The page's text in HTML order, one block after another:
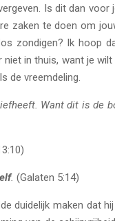
Is dit dan voor
zaken te doen om
zondigen? Ik hoop
niet in thuis, want je
de vreemdeling.
Want dit is de
. (Galaten 5:14)
duidelijk maken dat